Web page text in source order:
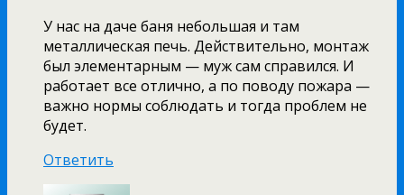
У нас на даче баня небольшая и там
металлическая печь. Действительно, монтаж
был элементарным — муж сам справился. И
работает все отлично, а по поводу пожара —
важно нормы соблюдать и тогда проблем не
будет.
Ответить